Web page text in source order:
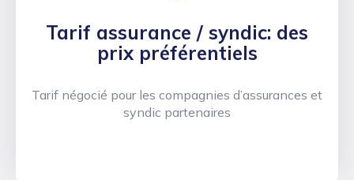
Tarif assurance / syndic: des
prix préférentiels
Tarif négocié pour les compagnies d’assurances et
syndic partenaires